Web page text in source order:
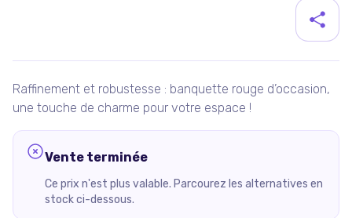
Détails du produit
Raffinement et robustesse : banquette rouge d’occasion,
une touche de charme pour votre espace !
Vente terminée
Ce prix n'est plus valable. Parcourez les alternatives en
stock ci-dessous.